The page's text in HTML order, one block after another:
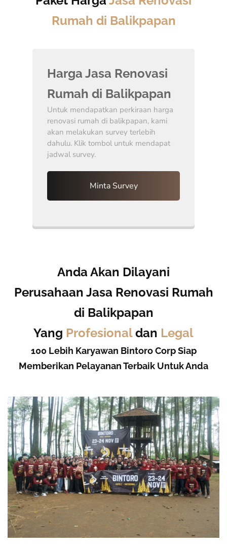
Rumah di Balikpapan
Harga Jasa Renovasi
Rumah di Balikpapan
Untuk mendapatkan perkiraan harga
renovasi rumah di balikpapan, kami
akan melakukan survey terlebih
dahulu. Klik tombol untuk mendapat
jadwal survey.
Minta Survey
Anda Akan Dilayani
Perusahaan Jasa Renovasi Rumah
di Balikpapan
Yang Profesionaldan Legal
100 Lebih Karyawan Bintoro Corp Siap
Memberikan Pelayanan Terbaik Untuk Anda